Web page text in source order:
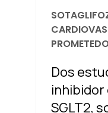
Dos
inhibidor
SGLT2,